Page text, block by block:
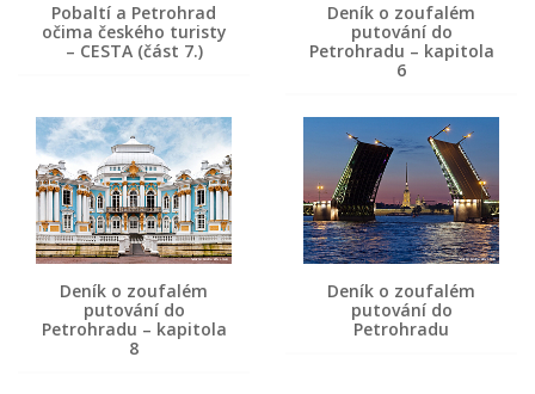
Pobaltí a Petrohrad
očima českého turisty
– CESTA (část 7.)
Deník o zoufalém
putování do
Petrohradu – kapitola
6
Deník o zoufalém
putování do
Petrohradu – kapitola
8
Deník o zoufalém
putování do
Petrohradu